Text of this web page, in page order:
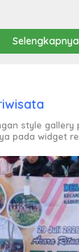
Selengkapnya
style gallery
pada widget